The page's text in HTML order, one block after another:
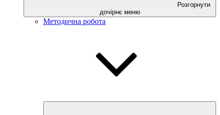
Розгорнути
дочірнє меню
Методична робота